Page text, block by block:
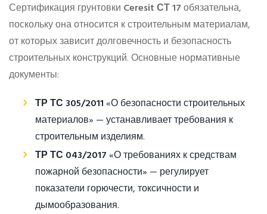
Сертификация грунтовки Ceresit СТ 17обязательна,
поскольку она относится к строительным материалам,
от которых зависит долговечность и безопасность
строительных конструкций. Основные нормативные
документы:
ТР ТС 305/2011«О безопасности строительных
материалов» — устанавливает требования к
строительным изделиям.
ТР ТС 043/2017«О требованиях к средствам
пожарной безопасности» — регулирует
показатели горючести, токсичности и
дымообразования.